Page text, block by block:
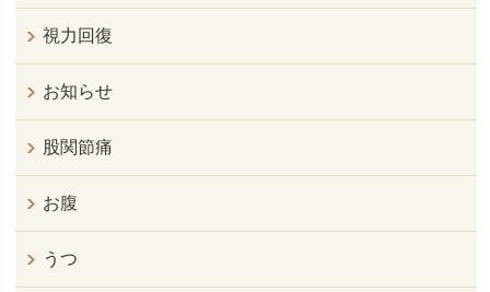
視力回復
お知らせ
股関節痛
お腹
うつ